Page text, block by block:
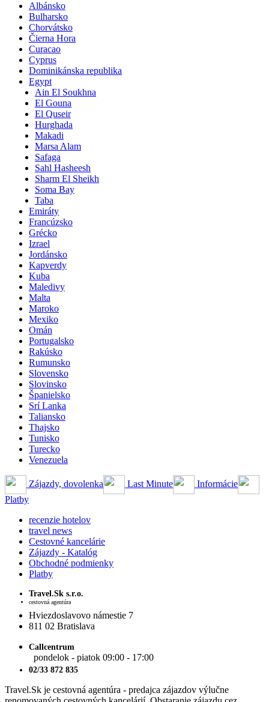
Albánsko
Bulharsko
Chorvátsko
Čierna Hora
Curacao
Cyprus
Dominikánska republika
Egypt
Ain El Soukhna
El Gouna
El Quseir
Hurghada
Makadi
Marsa Alam
Safaga
Sahl Hasheesh
Sharm El Sheikh
Soma Bay
Taba
Emiráty
Francúzsko
Grécko
Izrael
Jordánsko
Kapverdy
Kuba
Maledivy
Malta
Maroko
Mexiko
Omán
Portugalsko
Rakúsko
Rumunsko
Slovensko
Slovinsko
Španielsko
Srí Lanka
Taliansko
Thajsko
Tunisko
Turecko
Venezuela
Zájazdy, dovolenka Last Minute
Informácie
Platby
recenzie hotelov
travel news
Cestovné kancelárie
Zájazdy - Katalóg
Obchodné podmienky
Platby
Travel.Sk s.r.o.
cestovná agentúra
Hviezdoslavovo námestie 7
811 02 Bratislava
Callcentrum
pondelok - piatok 09:00 - 17:00
02/33 872 835
Travel.Sk je cestovná agentúra - predajca zájazdov výlučne